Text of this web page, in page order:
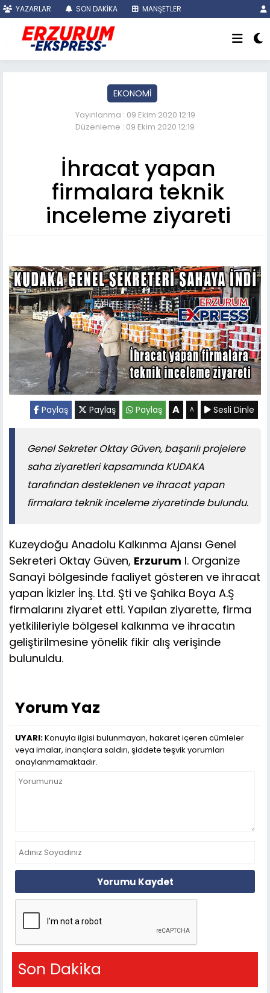
YAZARLAR SON DAKİKA MANŞETLER
EKONOMİ
Yayınlanma : 09 Ekim 2020 12:19
Düzenleme : 09 Ekim 2020 12:19
İhracat yapan
firmalara teknik
inceleme ziyareti
Paylaş Paylaş Paylaş A A Sesli Dinle
Genel Sekreter Oktay Güven, başarılı projelere
saha ziyaretleri kapsamında KUDAKA
tarafından desteklenen ve ihracat yapan
firmalara teknik inceleme ziyaretinde bulundu.
Kuzeydoğu Anadolu Kalkınma Ajansı Genel
Sekreteri Oktay Güven, Erzurum I. Organize
Sanayi bölgesinde faaliyet gösteren ve ihracat
yapan İkizler İnş. Ltd. Şti ve Şahika Boya A.Ş
firmalarını ziyaret etti. Yapılan ziyarette, firma
yetkilileriyle bölgesel kalkınma ve ihracatın
geliştirilmesine yönelik fikir alış verişinde
bulunuldu.
Yorum Yaz
UYARI:Konuyla ilgisi bulunmayan, hakaret içeren cümleler
veya imalar, inançlara saldırı, şiddete teşvik yorumları
onaylanmamaktadır.
Yorumu Kaydet
Son Dakika